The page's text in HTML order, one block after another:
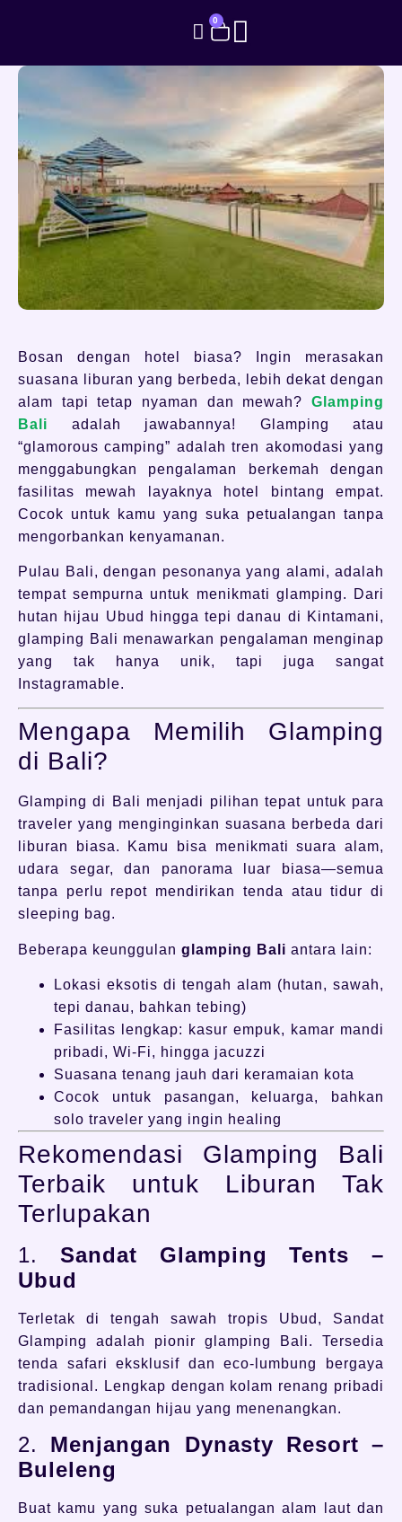
0
Bosan dengan hotel biasa? Ingin merasakan
suasana liburan yang berbeda, lebih dekat dengan
alam tapi tetap nyaman dan mewah? Glamping
Bali adalah jawabannya! Glamping atau
“glamorous camping” adalah tren akomodasi yang
menggabungkan pengalaman berkemah dengan
fasilitas mewah layaknya hotel bintang empat.
Cocok untuk kamu yang suka petualangan tanpa
mengorbankan kenyamanan.
Pulau Bali, dengan pesonanya yang alami, adalah
tempat sempurna untuk menikmati glamping. Dari
hutan hijau Ubud hingga tepi danau di Kintamani,
glamping Bali menawarkan pengalaman menginap
yang tak hanya unik, tapi juga sangat
Instagramable.
Mengapa Memilih Glamping
di Bali?
Glamping di Bali menjadi pilihan tepat untuk para
traveler yang menginginkan suasana berbeda dari
liburan biasa. Kamu bisa menikmati suara alam,
udara segar, dan panorama luar biasa—semua
tanpa perlu repot mendirikan tenda atau tidur di
sleeping bag.
Beberapa keunggulan glamping Bali antara lain:
Lokasi eksotis di tengah alam (hutan, sawah,
tepi danau, bahkan tebing)
Fasilitas lengkap: kasur empuk, kamar mandi
pribadi, Wi-Fi, hingga jacuzzi
Suasana tenang jauh dari keramaian kota
Cocok untuk pasangan, keluarga, bahkan
solo traveler yang ingin healing
Rekomendasi Glamping Bali
Terbaik untuk Liburan Tak
Terlupakan
1. Sandat Glamping Tents –
Ubud
Terletak di tengah sawah tropis Ubud, Sandat
Glamping adalah pionir glamping Bali. Tersedia
tenda safari eksklusif dan eco-lumbung bergaya
tradisional. Lengkap dengan kolam renang pribadi
dan pemandangan hijau yang menenangkan.
2. Menjangan Dynasty Resort –
Buleleng
Buat kamu yang suka petualangan alam laut dan